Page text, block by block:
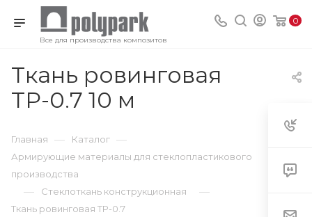
Все для производства композитов
0
Ткань ровинговая
ТР-0.7 10 м
Главная — Каталог —
Армирующие материалы для стеклопластикового
производства
— Стеклоткань конструкционная —
Ткань ровинговая ТР-0.7